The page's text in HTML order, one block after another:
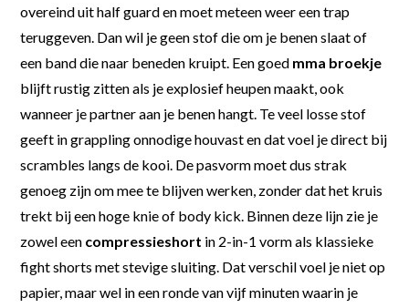
overeind uit half guard en moet meteen weer een trap
teruggeven. Dan wil je geen stof die om je benen slaat of
een band die naar beneden kruipt. Een goed mma broekje
blijft rustig zitten als je explosief heupen maakt, ook
wanneer je partner aan je benen hangt. Te veel losse stof
geeft in grappling onnodige houvast en dat voel je direct bij
scrambles langs de kooi. De pasvorm moet dus strak
genoeg zijn om mee te blijven werken, zonder dat het kruis
trekt bij een hoge knie of body kick. Binnen deze lijn zie je
zowel een compressieshort in 2-in-1 vorm als klassieke
fight shorts met stevige sluiting. Dat verschil voel je niet op
papier, maar wel in een ronde van vijf minuten waarin je